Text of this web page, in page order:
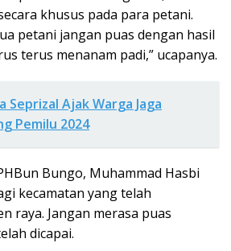
khusus pada para petani.
petani jangan puas dengan hasil
terus menanam padi,” ucapanya.
Seprizal Ajak Warga Jaga
Pemilu 2024
Bungo, Muhammad Hasbi
kecamatan yang telah
raya. Jangan merasa puas
dicapai.